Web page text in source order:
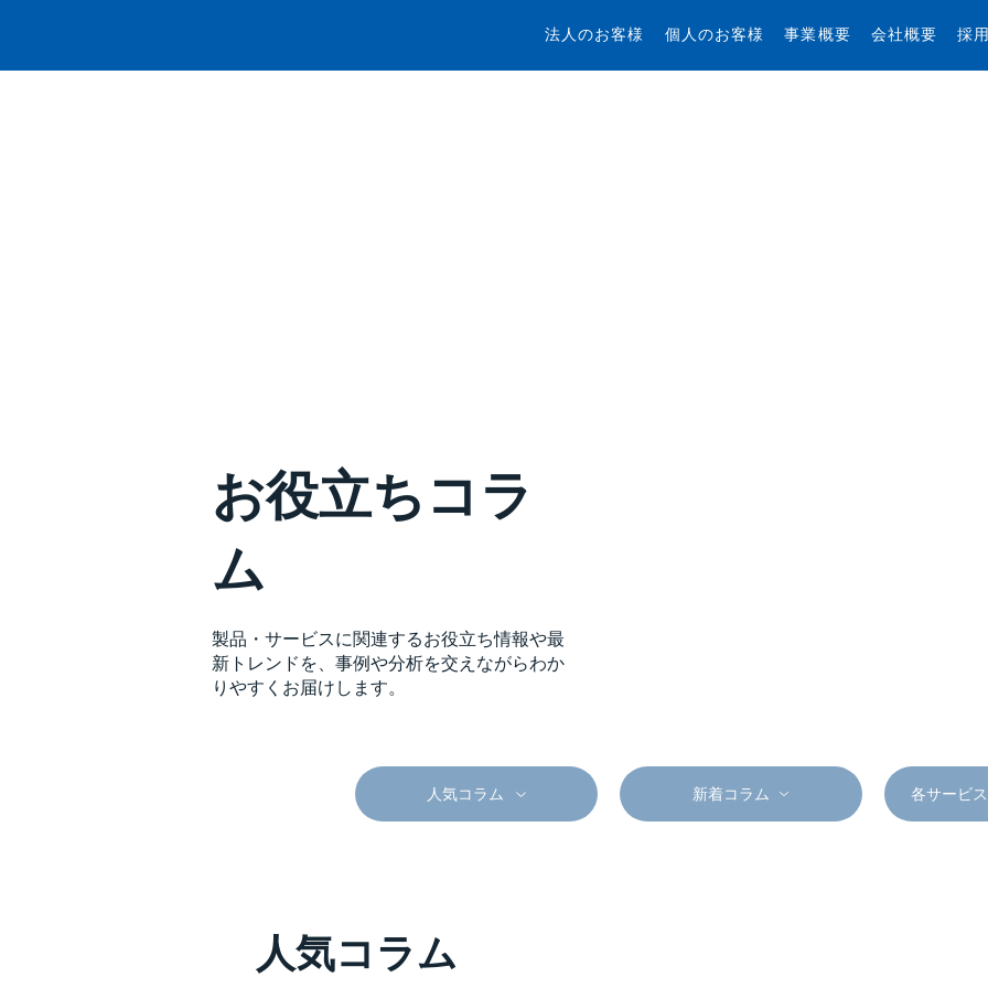
法人のお客様 個人のお客様 事業概要 会社概要 採
人気コラム
人気コラム 新着コラム 各サービ
お役立ちコラ
ム
製品・サービスに関連するお役立ち情報や最
新トレンドを、事例や分析を交えながらわか
りやすくお届けします。